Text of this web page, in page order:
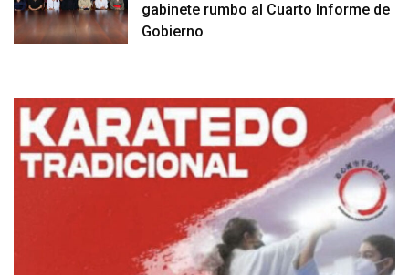
gabinete rumbo al Cuarto Informe de
Gobierno